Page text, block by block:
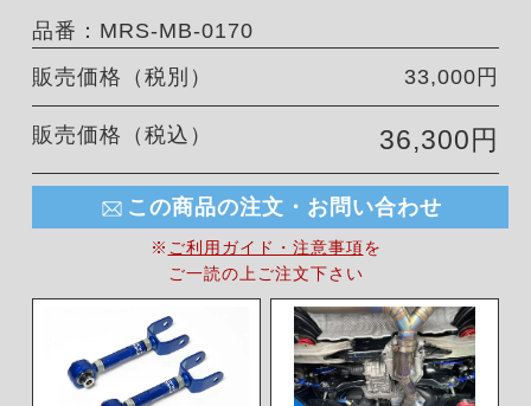
品番：MRS-MB-0170
販売価格（税別）
33,000円
販売価格（税込） 36,300円
この商品の注文・お問い合わせ
※ ご利用ガイド・注意事項を
ご一読の上ご注文下さい